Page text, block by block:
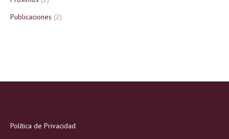
Publicaciones (2)
Política de Privacidad